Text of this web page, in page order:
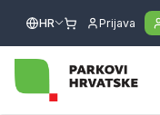
HR Prijava